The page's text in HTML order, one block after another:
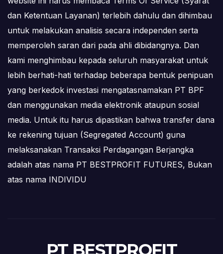
dan Ketentuan Layanan) terlebih dahulu dan dihimbau
untuk melakukan analisis secara independen serta
memperoleh saran dari pada ahli dibidangnya. Dan
kami menghimbau kepada seluruh masyarakat untuk
lebih berhati-hati terhadap beberapa bentuk penipuan
yang berkedok investasi mengatasnamakan PT BPF
dan menggunakan media elektronik ataupun sosial
media. Untuk itu harus dipastikan bahwa transfer dana
ke rekening tujuan (Segregated Account) guna
melaksanakan Transaksi Perdagangan Berjangka
adalah atas nama PT BESTPROFIT FUTURES, Bukan
atas nama INDIVIDU